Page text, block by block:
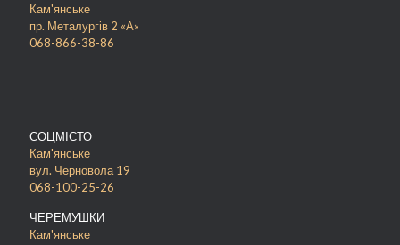
Кам'янське
пр. Металургів 2 «А»
068-866-38-86
СОЦМІСТО
Кам'янське
вул. Черновола 19
068-100-25-26
ЧЕРЕМУШКИ
Кам'янське